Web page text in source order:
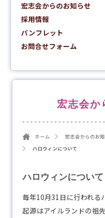
宏志会からのお知らせ
採用情報
パンフレット
お問合せフォーム
宏志会か
ホーム 宏志会からのお
ハロウィンについて
ハロウィンについて
毎年10月31日に行われる
起源はアイルランドの祖